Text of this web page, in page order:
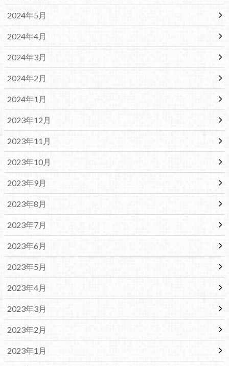
2024年5月
2024年4月
2024年3月
2024年2月
2024年1月
2023年12月
2023年11月
2023年10月
2023年9月
2023年8月
2023年7月
2023年6月
2023年5月
2023年4月
2023年3月
2023年2月
2023年1月